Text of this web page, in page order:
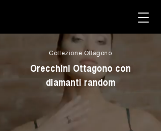
Collezione Ottagono
Orecchini Ottagono con
diamanti random